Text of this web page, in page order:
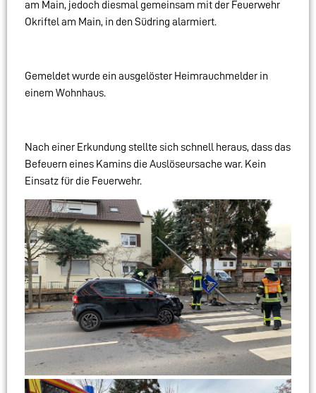
am Main, jedoch diesmal gemeinsam mit der Feuerwehr
Okriftel am Main, in den Südring alarmiert.
Gemeldet wurde ein ausgelöster Heimrauchmelder in
einem Wohnhaus.
Nach einer Erkundung stellte sich schnell heraus, dass das
Befeuern eines Kamins die Auslöseursache war. Kein
Einsatz für die Feuerwehr.